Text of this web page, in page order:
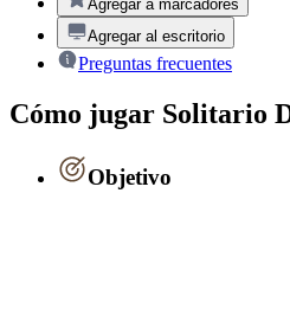
Agregar a marcadores
Agregar al escritorio
Preguntas frecuentes
Cómo jugar Solitario
Objetivo